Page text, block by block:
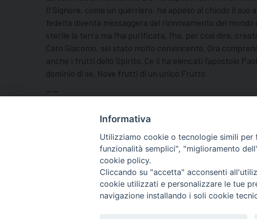
Il Signore, come un guerriero, ha appeso al chiodo il
fedeltà diventa messaggera del rinnovamento del
sterile la terra ma l’ha purificata, l’ha, per così dire,
Caro Giacomo, sei stato molto convincente. Ora
anche i frutti dello Spirito. Ce li ha elencati l’apostolo
dominio di sé. Nove frutti di un unico Frutto.
——
Madonna nella nostra famiglia.
Informativa
Utilizziamo cookie o tecnologie simili
funzionalità semplici", "miglioramento
cookie policy.
Cliccando su "accetta" acconsenti
cookie utilizzati e personalizzare le tue
navigazione installando i soli cookie